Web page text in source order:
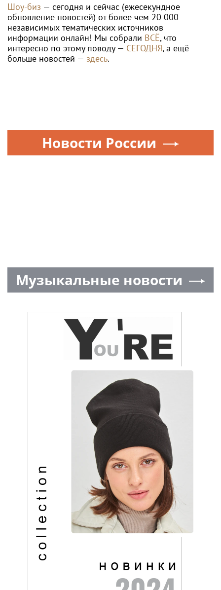
Шоу-биз — сегодня и сейчас (ежесекундное
обновление новостей) от более чем 20 000
независимых тематических источников
информации онлайн! Мы собрали ВСЁ, что
интересно по этому поводу — СЕГОДНЯ, а ещё
больше новостей — здесь.
Новости России
Музыкальные новости